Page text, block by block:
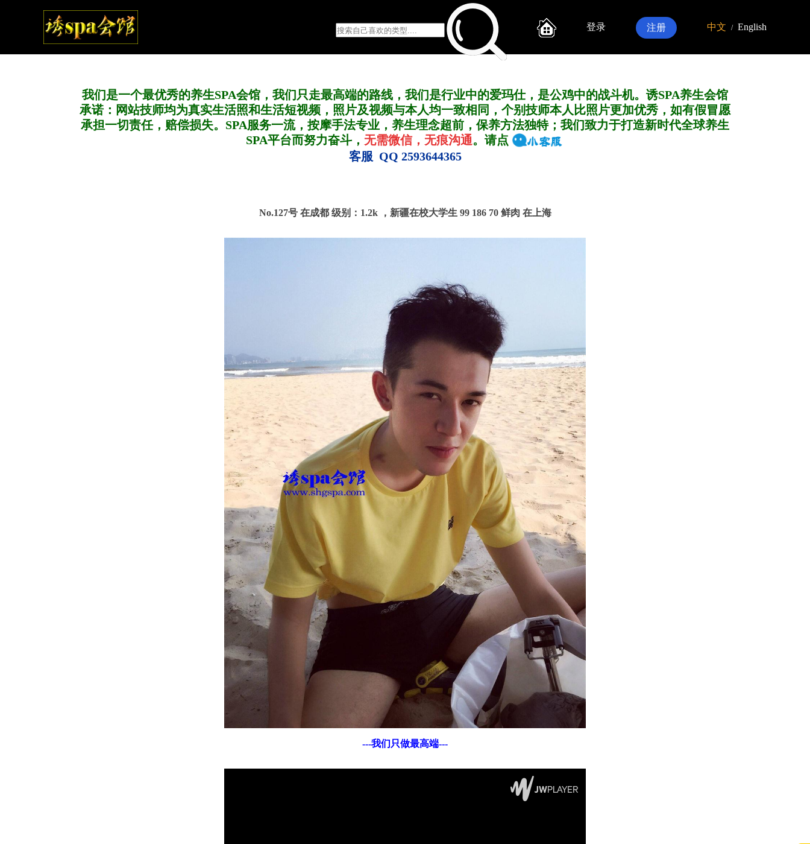
登录 注册 中文 / English
我们是一个最优秀的养生SPA会馆，我们只走最高端的路线，我们是行业中的爱玛仕，是公鸡中的战斗机。诱SPA养生会馆
承诺：网站技师均为真实生活照和生活短视频，照片及视频与本人均一致相同，个别技师本人比照片更加优秀，如有假冒愿
承担一切责任，赔偿损失。SPA服务一流，按摩手法专业，养生理念超前，保养方法独特；我们致力于打造新时代全球养生
SPA平台而努力奋斗， 无需微信，无痕沟通。请点
客服 QQ 2593644365
No.127号 在成都 级别：1.2k ， 新疆在校大学生 99 186 70 鲜肉 在上海
---我们只做最高端---